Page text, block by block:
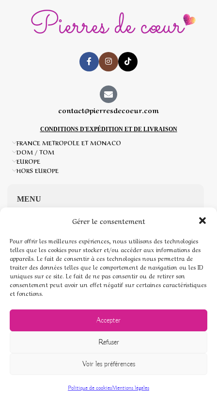
Gérer le consentement
Pour offrir les meilleures expériences, nous utilisons des technologies
telles que les cookies pour stocker et/ou accéder aux informations des
appareils. Le fait de consentir à ces technologies nous permettra de
traiter des données telles que le comportement de navigation ou les ID
uniques sur ce site. Le fait de ne pas consentir ou de retirer son
consentement peut avoir un effet négatif sur certaines caractéristiques
et fonctions.
Accepter
Refuser
Voir les préférences
Politique de cookiesMentions légales
contact@pierresdecoeur.com
CONDITIONS D'EXPÉDITION ET DE LIVRAISON
FRANCE METROPOLE ET MONACO
DOM / TOM
EUROPE
HORS EUROPE
MENU
Boutique de Pierres naturelles
Mon compte
Mentions légales
Conditions générales de vente
Politique de cookies (UE)
© Pierres de coeur - 2026